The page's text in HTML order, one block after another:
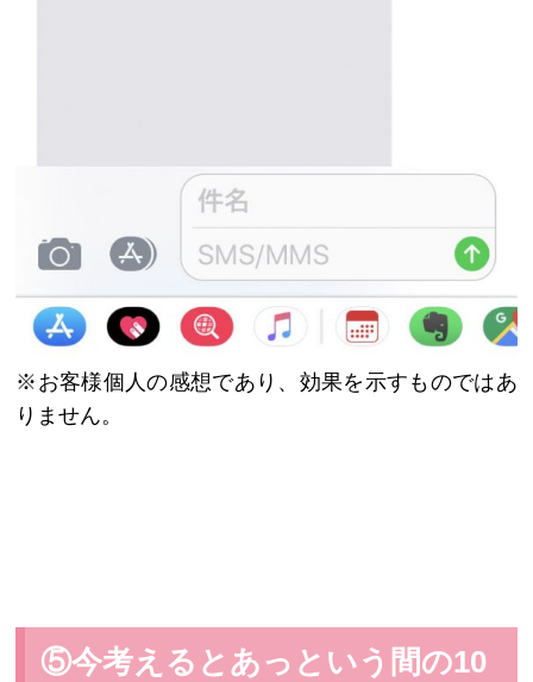
※お客様個人の感想であり、効果を示すものではあ
りません。
⑤今考えるとあっという間の10